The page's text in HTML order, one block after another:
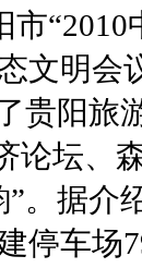
文明会
贵阳旅
论坛、
。据介
停车场